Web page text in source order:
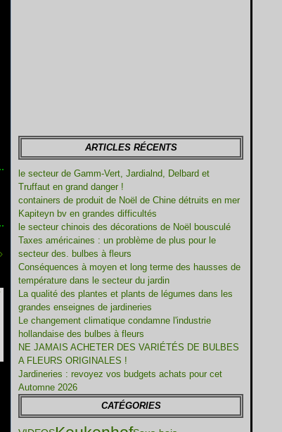
ARTICLES RÉCENTS
le secteur de Gamm-Vert, Jardialnd, Delbard et
Truffaut en grand danger !
containers de produit de Noël de Chine détruits en mer
Kapiteyn bv en grandes difficultés
le secteur chinois des décorations de Noël bousculé
Taxes américaines : un problème de plus pour le
secteur des. bulbes à fleurs
Conséquences à moyen et long terme des hausses de
température dans le secteur du jardin
La qualité des plantes et plants de légumes dans les
grandes enseignes de jardineries
Le changement climatique condamne l'industrie
hollandaise des bulbes à fleurs
NE JAMAIS ACHETER DES VARIÉTÉS DE BULBES
A FLEURS ORIGINALES !
Jardineries : revoyez vos budgets achats pour cet
Automne 2026
CATÉGORIES